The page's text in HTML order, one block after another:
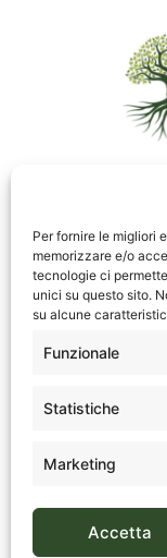
Per fornire le migliori
memorizzare e/o
tecnologie ci
unici su questo sito.
su alcune
Funzionale
Statistiche
Marketing
Accetta